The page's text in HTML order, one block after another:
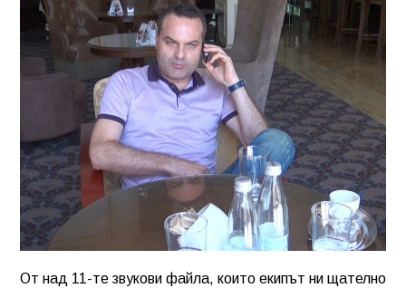
От над 11-те звукови файла, които екипът ни щателно